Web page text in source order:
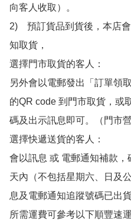
向客人收取）。
2)　預訂貨品到貨後，本店
知取貨，
選擇門市取貨的客人：
另外會以電郵發出「訂單領
的QR code 到門市取貨，或
碼及出示訊息即可。（門市
選擇快遞送貨的客人：
會以訊息 或 電郵通知補款
天內（不包括星期六、日及
息及電郵通知追蹤號碼已出貨
所需運費可參考以下順豐速